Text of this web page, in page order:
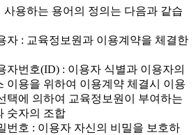
사용하는 용어의 정의는 다음과 같습
자 : 교육정보원과 이용계약을 체결한
번호(ID) : 이용자 식별과 이용자의
이용을 위하여 이용계약 체결시 이용
택에 의하여 교육정보원이 부여하는
숫자의 조합
번호 : 이용자 자신의 비밀을 보호하